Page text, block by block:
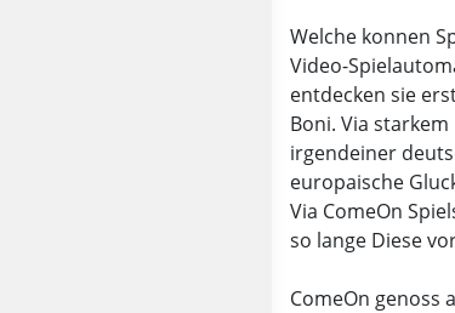
Welche konnen
Video-
entdecken sie
Boni. Via starkem
irgendeiner
europaische
Via ComeOn
so lange Diese
ComeOn genoss